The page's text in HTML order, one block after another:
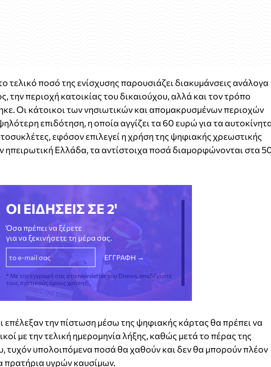
τελικό ποσό της ενίσχυσης παρουσιάζει διακυμάνσεις ανάλογα
την περιοχή κατοικίας του δικαιούχου, αλλά και τον τρόπο
Οι κάτοικοι των νησιωτικών και απομακρυσμένων περιοχών
επιδότηση, η οποία αγγίζει τα 60 ευρώ για τα
εφόσον επιλεγεί η χρήση της ψηφιακής χρεωστικής
ηπειρωτική Ελλάδα, τα αντίστοιχα ποσά διαμορφώνονται στα
ΟΙ ΕΙΔΗΣΕΙΣ ΣΕ 2'
Όσα πρέπει να ξέρετε
για να ξεκινήσετε τη μέρα σας.
* Με την εγγραφή σας στο newsletter του Dnews, αποδέχεστε
τους σχετικούς όρους χρήσης
επέλεξαν την πίστωση μέσω της ψηφιακής κάρτας θα πρέπει να
με την τελική ημερομηνία λήξης, καθώς μετά το πέρας της
τυχόν υπολοιπόμενα ποσά θα χαθούν και δεν θα μπορούν πλέον
πρατήρια υγρών καυσίμων.